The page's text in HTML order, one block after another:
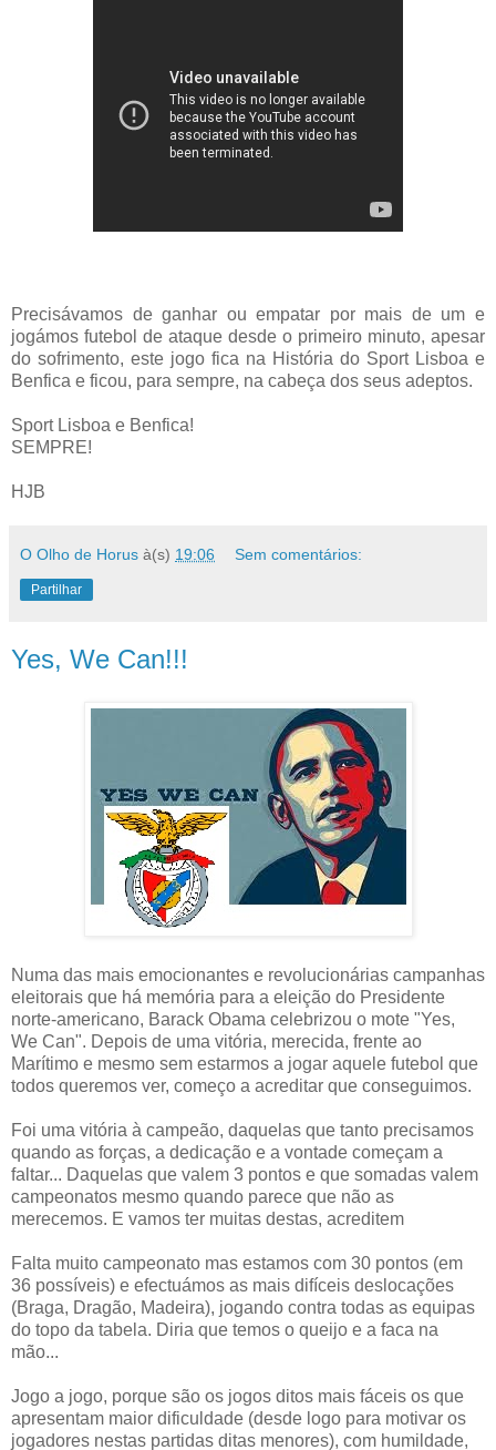
Precisávamos de ganhar ou empatar por mais de um e
jogámos futebol de ataque desde o primeiro minuto, apesar
do sofrimento, este jogo fica na História do Sport Lisboa e
Benfica e ficou, para sempre, na cabeça dos seus adeptos.
Sport Lisboa e Benfica!
SEMPRE!
HJB
O Olho de Horus à(s) 19:06 Sem comentários:
Partilhar
Yes, We Can!!!
Numa das mais emocionantes e revolucionárias campanhas
eleitorais que há memória para a eleição do Presidente
norte-americano, Barack Obama celebrizou o mote "Yes,
We Can". Depois de uma vitória, merecida, frente ao
Marítimo e mesmo sem estarmos a jogar aquele futebol que
todos queremos ver, começo a acreditar que conseguimos.
Foi uma vitória à campeão, daquelas que tanto precisamos
quando as forças, a dedicação e a vontade começam a
faltar... Daquelas que valem 3 pontos e que somadas valem
campeonatos mesmo quando parece que não as
merecemos. E vamos ter muitas destas, acreditem
Falta muito campeonato mas estamos com 30 pontos (em
36 possíveis) e efectuámos as mais difíceis deslocações
(Braga, Dragão, Madeira), jogando contra todas as equipas
do topo da tabela. Diria que temos o queijo e a faca na
mão...
Jogo a jogo, porque são os jogos ditos mais fáceis os que
apresentam maior dificuldade (desde logo para motivar os
jogadores nestas partidas ditas menores), com humildade,